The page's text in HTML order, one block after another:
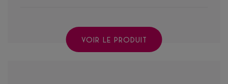
VOIR LE PRODUIT